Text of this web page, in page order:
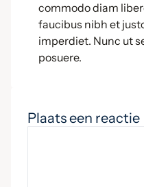
commodo diam
faucibus nibh et
imperdiet. Nunc ut
posuere.
Plaats een reactie